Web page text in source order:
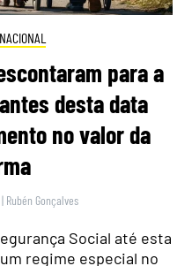
NACIONAL
para a
desta data
no valor da
| Rubén Gonçalves
Social até esta
regime especial no